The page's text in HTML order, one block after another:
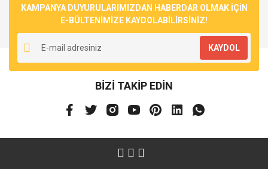
KAMPANYA DUYURULARIMIZDAN HABERDAR OLMAK İÇİN
E-BÜLTENİMİZE KAYDOLABİLİRSİNİZ!
KAYDOL
BİZİ TAKİP EDİN